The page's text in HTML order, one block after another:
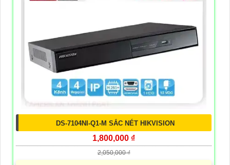
DS-7104NI-Q1-M SẮC NÉT HIKVISION
1,800,000 ₫
2,050,000 ₫